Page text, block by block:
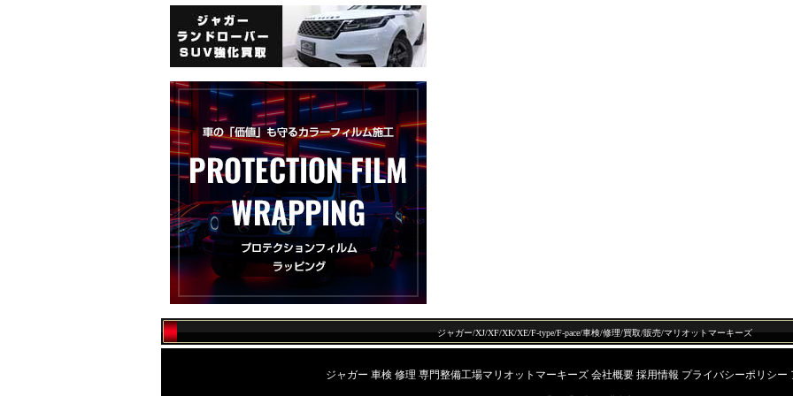
ジャガー/XJ/XF/XK/XE/F-type/F-pace/車検/修理/買取/販売/マリオットマーキーズ
ジャガー 車検 修理 専門整備工場マリオットマーキーズ 会社概要 採用情報 プライバシーポリシー